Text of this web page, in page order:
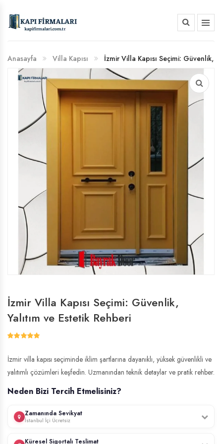
BANKA HESAP NUMARALARIMIZ
Anasayfa Villa Kapısı
Yalıtım ve Estetik Rehberi
İzmir Villa Kapısı Seçimi: Güvenlik,
Yalıtım ve Estetik Rehberi
İzmir villa kapısı seçiminde iklim şartlarına dayanıklı, yüksek güvenlikli ve
yalıtımlı çözümleri keşfedin. Uzmanından teknik detaylar ve pratik rehber.
Neden Bizi Tercih Etmelisiniz?
Zamanında Sevikyat
İstanbul İçi Ücretsiz
Küresel Sigortalı Teslimat